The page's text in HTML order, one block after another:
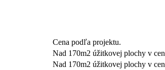
Cena podľa projektu.
Nad 170m2 úžitkovej plochy v
Nad 170m2 úžitkovej plochy v